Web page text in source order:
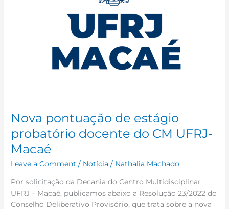
Nova pontuação de estágio
probatório docente do CM UFRJ-
Macaé
Leave a Comment / Notícia / Nathalia Machado
Por solicitação da Decania do Centro Multidisciplinar
UFRJ – Macaé, publicamos abaixo a Resolução 23/2022 do
Conselho Deliberativo Provisório, que trata sobre a nova